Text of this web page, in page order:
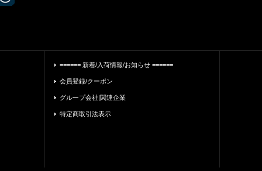
====== 新着/入荷情報/お知らせ ======
会員登録/クーポン
グループ会社|関連企業
特定商取引法表示